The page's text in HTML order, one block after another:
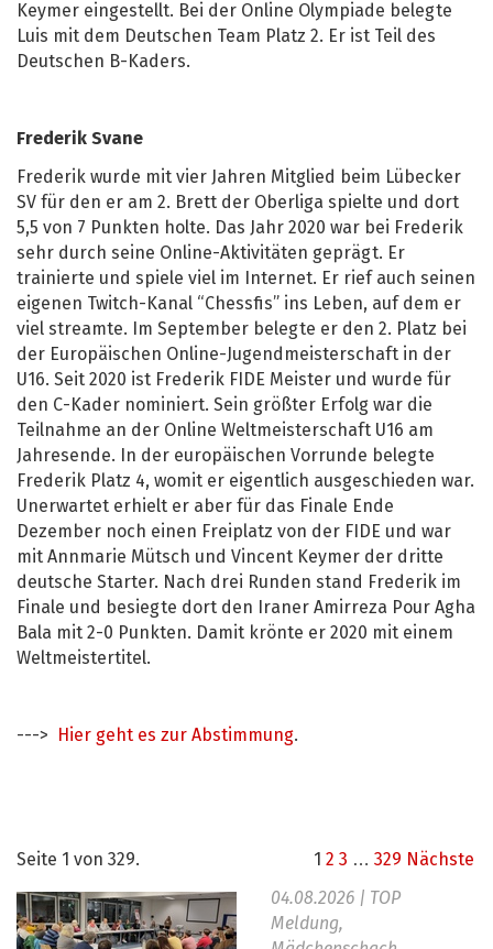
Keymer eingestellt. Bei der Online Olympiade belegte
Luis mit dem Deutschen Team Platz 2. Er ist Teil des
Deutschen B-Kaders.
Frederik Svane
Frederik wurde mit vier Jahren Mitglied beim Lübecker
SV für den er am 2. Brett der Oberliga spielte und dort
5,5 von 7 Punkten holte. Das Jahr 2020 war bei Frederik
sehr durch seine Online-Aktivitäten geprägt. Er
trainierte und spiele viel im Internet. Er rief auch seinen
eigenen Twitch-Kanal “Chessfis” ins Leben, auf dem er
viel streamte. Im September belegte er den 2. Platz bei
der Europäischen Online-Jugendmeisterschaft in der
U16. Seit 2020 ist Frederik FIDE Meister und wurde für
den C-Kader nominiert. Sein größter Erfolg war die
Teilnahme an der Online Weltmeisterschaft U16 am
Jahresende. In der europäischen Vorrunde belegte
Frederik Platz 4, womit er eigentlich ausgeschieden war.
Unerwartet erhielt er aber für das Finale Ende
Dezember noch einen Freiplatz von der FIDE und war
mit Annmarie Mütsch und Vincent Keymer der dritte
deutsche Starter. Nach drei Runden stand Frederik im
Finale und besiegte dort den Iraner Amirreza Pour Agha
Bala mit 2-0 Punkten. Damit krönte er 2020 mit einem
Weltmeistertitel.
---> Hier geht es zur Abstimmung.
Seite 1 von 329. 1 2 3 … 329 Nächste
04.08.2026 | TOP
Meldung,